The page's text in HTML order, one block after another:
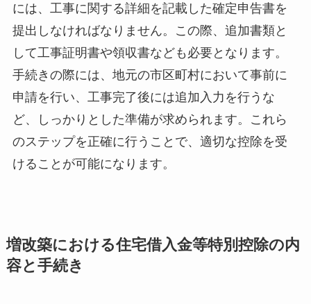
には、工事に関する詳細を記載した確定申告書を
提出しなければなりません。この際、追加書類と
して工事証明書や領収書なども必要となります。
手続きの際には、地元の市区町村において事前に
申請を行い、工事完了後には追加入力を行うな
ど、しっかりとした準備が求められます。これら
のステップを正確に行うことで、適切な控除を受
けることが可能になります。
増改築における住宅借入金等特別控除の内
容と手続き